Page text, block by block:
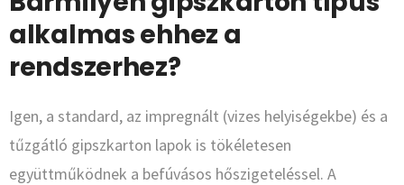
alkalmas ehhez a
rendszerhez?
Igen, a standard, az impregnált (vizes helyiségekbe) és a
tűzgátló gipszkarton lapok is tökéletesen
együttműködnek a befúvásos hőszigeteléssel. A